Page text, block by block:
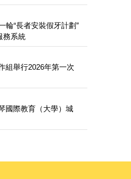
輪“長者安裝假牙計劃”
務系統
組舉行2026年第一次
國際教育（大學）城